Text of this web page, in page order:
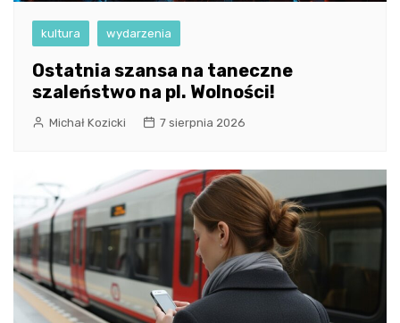
kultura wydarzenia
Ostatnia szansa na taneczne
szaleństwo na pl. Wolności!
Michał Kozicki 7 sierpnia 2026